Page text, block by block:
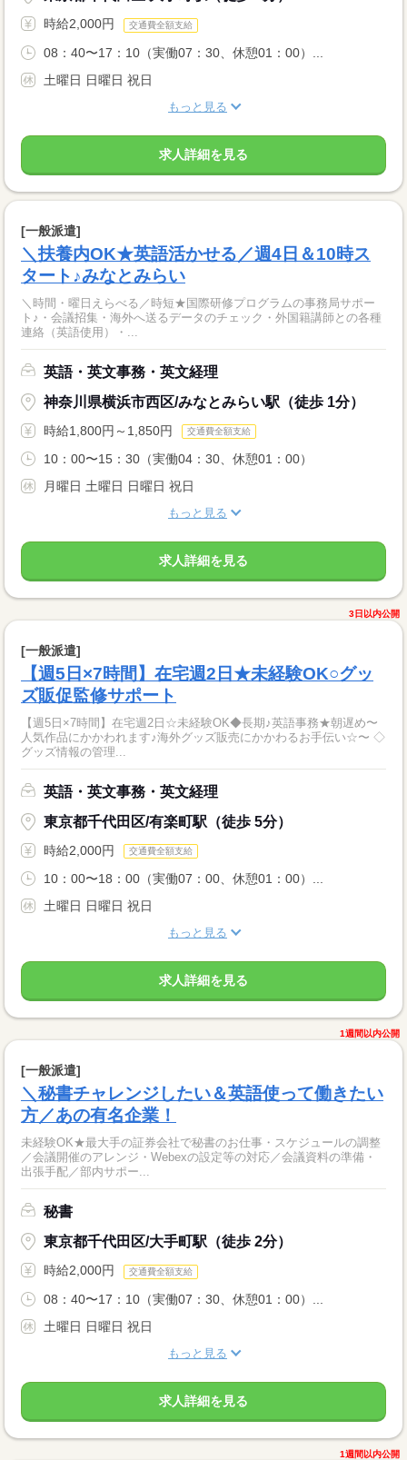
時給2,000円 交通費全額支給
08：40〜17：10（実働07：30、休憩01：00）...
土曜日 日曜日 祝日
もっと見る
求人詳細を見る
[一般派遣]
＼扶養内OK★英語活かせる／週4日＆10時ス
タート♪みなとみらい
＼時間・曜日えらべる／時短★国際研修プログラムの事務局サポー
ト♪・会議招集・海外へ送るデータのチェック・外国籍講師との各種
連絡（英語使用）・...
英語・英文事務・英文経理
神奈川県横浜市西区/みなとみらい駅（徒歩 1分）
時給1,800円～1,850円 交通費全額支給
10：00〜15：30（実働04：30、休憩01：00）
月曜日 土曜日 日曜日 祝日
もっと見る
求人詳細を見る
3日以内公開
[一般派遣]
【週5日×7時間】在宅週2日★未経験OK○グッ
ズ販促監修サポート
【週5日×7時間】在宅週2日☆未経験OK◆長期♪英語事務★朝遅め〜
人気作品にかかわれます♪海外グッズ販売にかかわるお手伝い☆〜 ◇
グッズ情報の管理...
英語・英文事務・英文経理
東京都千代田区/有楽町駅（徒歩 5分）
時給2,000円 交通費全額支給
10：00〜18：00（実働07：00、休憩01：00）...
土曜日 日曜日 祝日
もっと見る
求人詳細を見る
1週間以内公開
[一般派遣]
＼秘書チャレンジしたい＆英語使って働きたい
方／あの有名企業！
未経験OK★最大手の証券会社で秘書のお仕事・スケジュールの調整
／会議開催のアレンジ・Webexの設定等の対応／会議資料の準備・
出張手配／部内サポー...
秘書
東京都千代田区/大手町駅（徒歩 2分）
時給2,000円 交通費全額支給
08：40〜17：10（実働07：30、休憩01：00）...
土曜日 日曜日 祝日
もっと見る
求人詳細を見る
1週間以内公開